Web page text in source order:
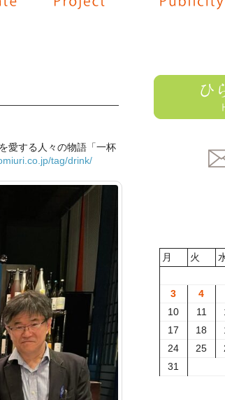
愛する人々の物語「一杯
tag/drink/
月 火
3
4
10
11
17
18
24
25
31